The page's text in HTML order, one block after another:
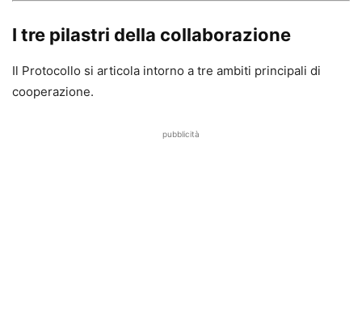
I tre pilastri della collaborazione
Il Protocollo si articola intorno a tre ambiti principali di
cooperazione.
pubblicità